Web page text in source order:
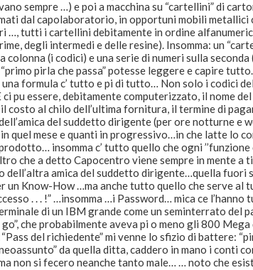
sempre …) e poi a macchina su “cartellini” di
dal capolaboratorio, in opportuni mobili metallici
…, tutti i cartellini debitamente in ordine
degli intermedi e delle resine). Insomma: un
colonna (i codici) e una serie di numeri sulla
pirla che passa” potesse leggere e capire
una formula c’ tutto e pi di tutto… Non solo i codici
pu essere, debitamente computerizzato, il nome
costo al chilo dell’ultima fornitura, il termine di
del suddetto dirigente (per ore notturne e
quel mese e quanti in progressivo…in che latte lo
insomma c’ tutto quello che ogni
che a detto Capocentro viene sempre in mente
dell’altra amica del suddetto dirigente…quella
un Know-How …ma anche tutto quello che serve al
. . . !” …insomma …i Password… mica ce
di un IBM grande come un seminterrato del
go”, che probabilmente aveva pi o meno gli 800
del richiedente” mi venne lo sfizio di battere:
da quella ditta, caddero in mano i conti
non si fecero neanche tanto male… … noto che